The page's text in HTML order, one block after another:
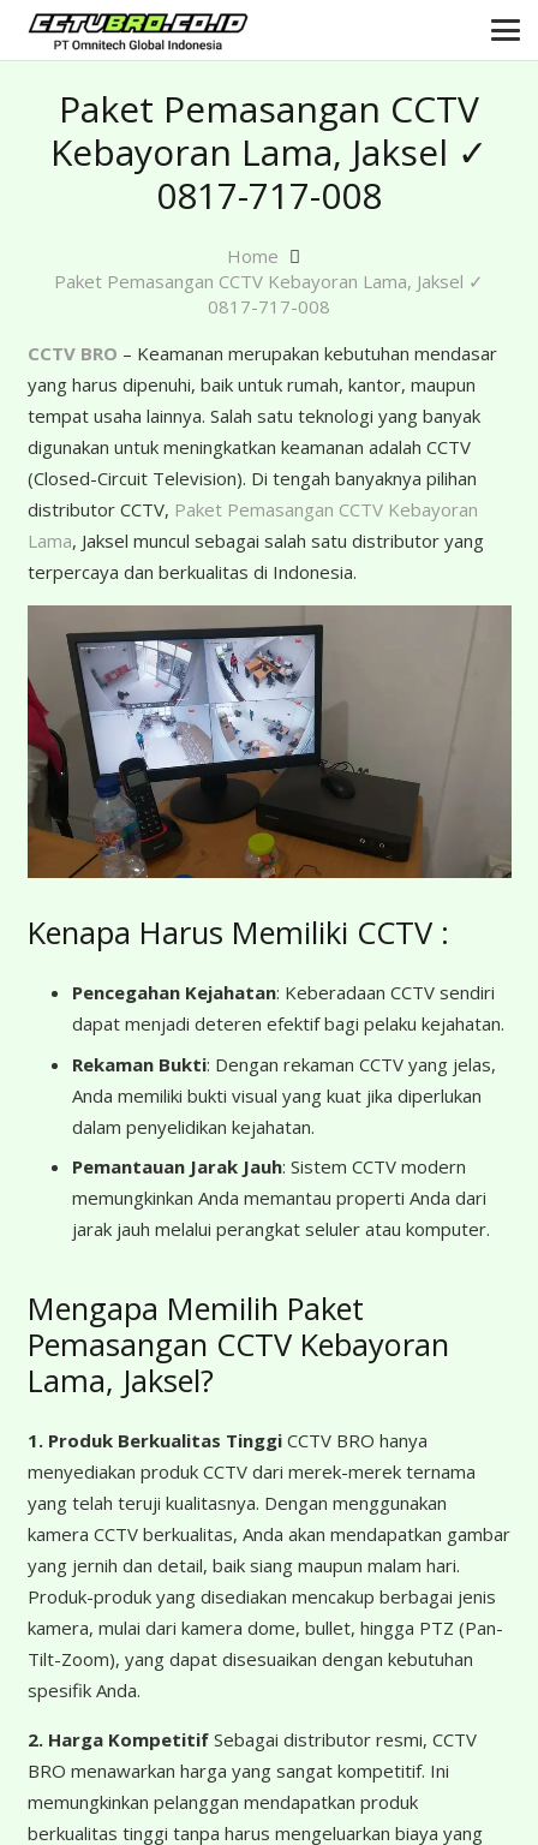
Paket Pemasangan CCTV
Kebayoran Lama, Jaksel ✓
0817-717-008
Home
Paket Pemasangan CCTV Kebayoran Lama, Jaksel ✓
0817-717-008
CCTV BRO – Keamanan merupakan kebutuhan mendasar
yang harus dipenuhi, baik untuk rumah, kantor, maupun
tempat usaha lainnya. Salah satu teknologi yang banyak
digunakan untuk meningkatkan keamanan adalah CCTV
(Closed-Circuit Television). Di tengah banyaknya pilihan
distributor CCTV, Paket Pemasangan CCTV Kebayoran
Lama, Jaksel muncul sebagai salah satu distributor yang
terpercaya dan berkualitas di Indonesia.
Kenapa Harus Memiliki CCTV :
Pencegahan Kejahatan: Keberadaan CCTV sendiri
dapat menjadi deteren efektif bagi pelaku kejahatan.
Rekaman Bukti: Dengan rekaman CCTV yang jelas,
Anda memiliki bukti visual yang kuat jika diperlukan
dalam penyelidikan kejahatan.
Pemantauan Jarak Jauh: Sistem CCTV modern
memungkinkan Anda memantau properti Anda dari
jarak jauh melalui perangkat seluler atau komputer.
Mengapa Memilih Paket
Pemasangan CCTV Kebayoran
Lama, Jaksel?
1. Produk Berkualitas TinggiCCTV BRO hanya
menyediakan produk CCTV dari merek-merek ternama
yang telah teruji kualitasnya. Dengan menggunakan
kamera CCTV berkualitas, Anda akan mendapatkan gambar
yang jernih dan detail, baik siang maupun malam hari.
Produk-produk yang disediakan mencakup berbagai jenis
kamera, mulai dari kamera dome, bullet, hingga PTZ (Pan-
Tilt-Zoom), yang dapat disesuaikan dengan kebutuhan
spesifik Anda.
2. Harga KompetitifSebagai distributor resmi, CCTV
BRO menawarkan harga yang sangat kompetitif. Ini
memungkinkan pelanggan mendapatkan produk
berkualitas tinggi tanpa harus mengeluarkan biaya yang